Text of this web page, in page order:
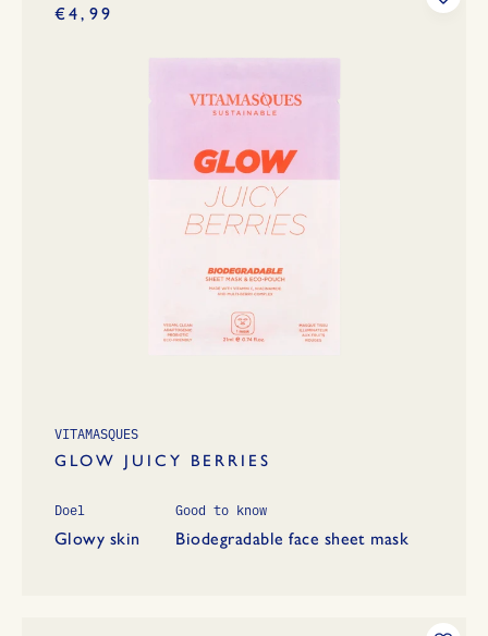
VITAMASQUES
GLOW JUICY BERRIES
€4,99
Doel
Glowy skin
Good to know
Biodegradable face sheet mask